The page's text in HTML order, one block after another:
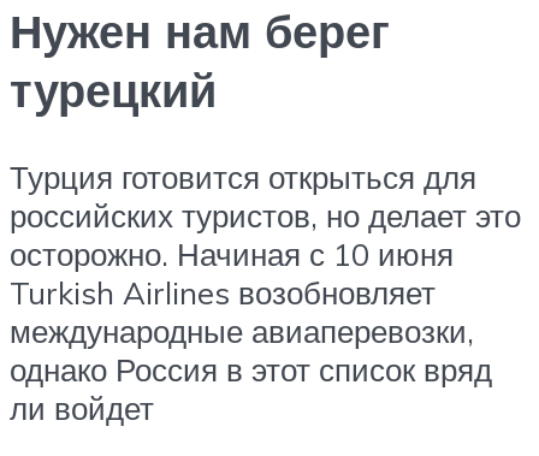
Нужен нам берег
турецкий
Турция готовится открыться для
российских туристов, но делает это
осторожно. Начиная с 10 июня
Turkish Airlines возобновляет
международные авиаперевозки,
однако Россия в этот список вряд
ли войдет